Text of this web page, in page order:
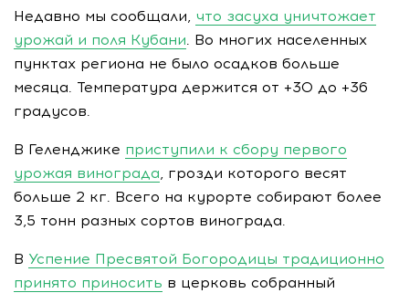
Недавно мы сообщали, что засуха уничтожает
урожай и поля Кубани. Во многих населенных
пунктах региона не было осадков больше
месяца. Температура держится от +30 до +36
градусов.
В Геленджике приступили к сбору первого
урожая винограда, грозди которого весят
больше 2 кг. Всего на курорте собирают более
3,5 тонн разных сортов винограда.
В Успение Пресвятой Богородицы традиционно
принято приносить в церковь собранный